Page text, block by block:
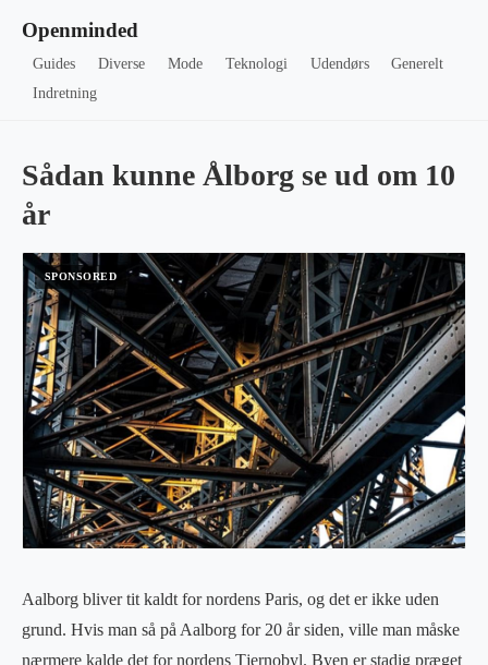
Openminded
Guides Diverse Mode Teknologi Udendørs
Generelt
Indretning
Sådan kunne Ålborg se ud om 10
år
Aalborg bliver tit kaldt for nordens Paris, og det er ikke uden
grund. Hvis man så på Aalborg for 20 år siden, ville man måske
nærmere kalde det for nordens Tjernobyl. Byen er stadig præget